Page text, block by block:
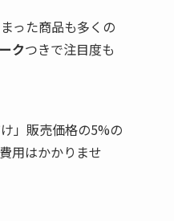
った商品も多くの
クつきで注目度も
」販売価格の5%の
用はかかりませ